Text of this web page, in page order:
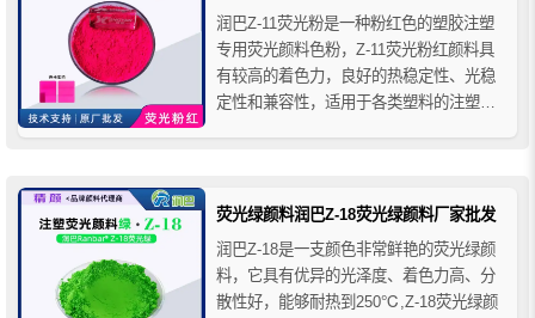
润巴Z-11荧光粉是一种粉红色的塑胶注塑
专用荧光颜料色粉，Z-11荧光粉红颜料具
有较高的着色力，良好的热稳定性、光稳
定性和兼容性，适用于各类塑料的注塑成
安全环保性能好。特别推荐用于注塑、 吹
荧光绿颜料润巴Z-18荧光绿颜料厂家批发
润巴Z-18是一支颜色非常鲜艳的荧光绿颜
料，它具有优异的光泽度、着色力高、分
散性好，能够耐热到250℃,Z-18荧光绿颜